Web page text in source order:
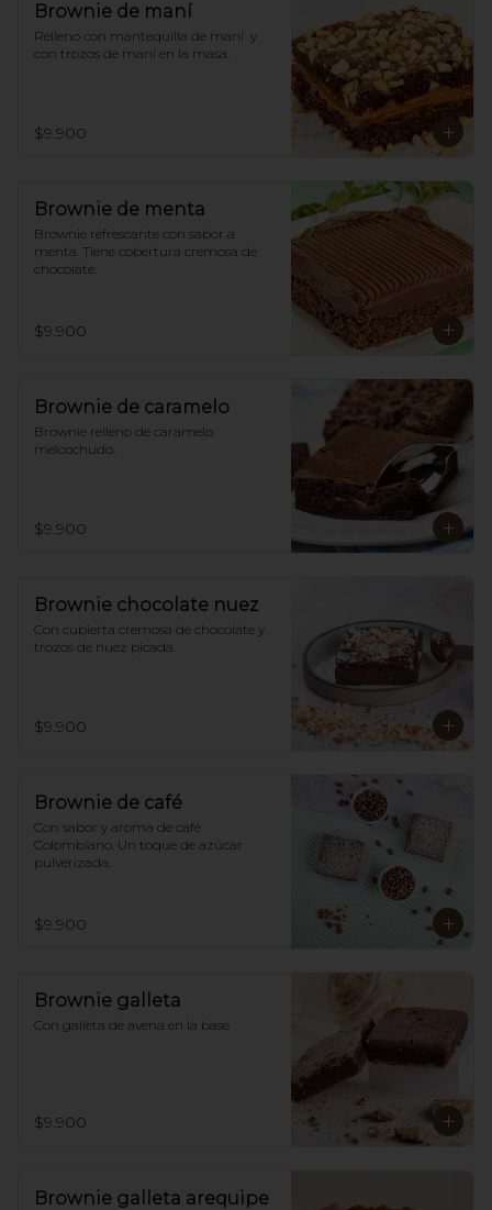
Brownie de maní
Relleno con mantequilla de maní  y
con trozos de maní en la masa.
$9.900
Brownie de menta
Brownie refrescante con sabor a
menta. Tiene cobertura cremosa de
chocolate.
$9.900
Brownie de caramelo
Brownie relleno de caramelo
melcochudo.
$9.900
Brownie chocolate nuez
Con cubierta cremosa de chocolate y
trozos de nuez picada.
$9.900
Brownie de café
Con sabor y aroma de café
Colombiano. Un toque de azúcar
pulverizada.
$9.900
Brownie galleta
Con galleta de avena en la base
$9.900
Brownie galleta arequipe